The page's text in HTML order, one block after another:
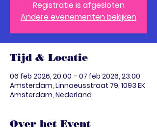
Registratie is afgesloten
Andere evenementen bekijken
Tijd & Locatie
06 feb 2026, 20:00 – 07 feb 2026, 23:00
Amsterdam, Linnaeusstraat 79, 1093 EK
Amsterdam, Nederland
Over het Event